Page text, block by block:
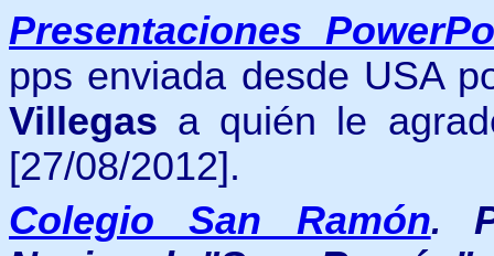
Presentaciones
pps enviada desde USA
Villegas a quién le
[27/08/2012].
Colegio San Ramón.